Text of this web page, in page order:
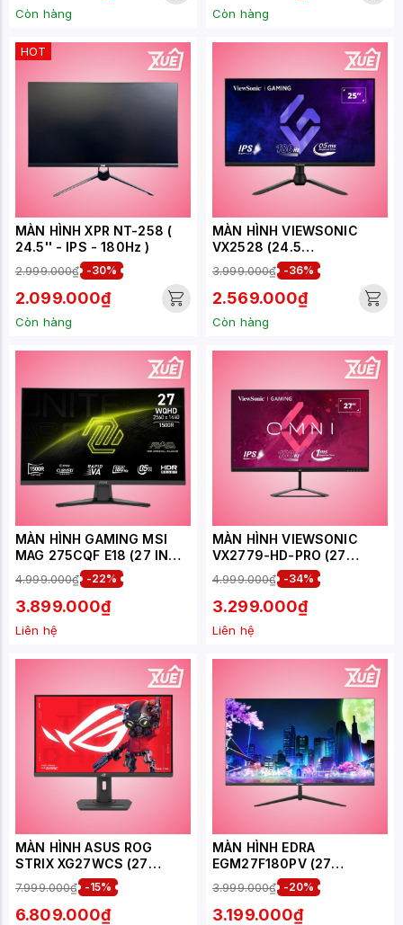
Còn hàng Còn hàng
HOT
MÀN HÌNH XPR NT-258 (
24.5'' - IPS - 180Hz )
2.999.000₫ -30%
2.099.000₫
Còn hàng
MÀN HÌNH VIEWSONIC
VX2528 (24.5
INCH/FHD/IPS/180HZ/0.5M
S/LOA)
3.999.000₫ -36%
2.569.000₫
Còn hàng
MÀN HÌNH GAMING MSI
MAG 275CQF E18 (27 INCH
- VA - 2K - 180HZ - 0.5MS)
4.999.000₫ -22%
3.899.000₫
Liên hệ
MÀN HÌNH VIEWSONIC
VX2779-HD-PRO (27
INCH/FHD/IPS/180HZ/1MS)
4.999.000₫ -34%
3.299.000₫
Liên hệ
MÀN HÌNH ASUS ROG
STRIX XG27WCS (27
INCH/QHD/VA/180HZ/1MS/
USB-C)
7.999.000₫ -15%
6.809.000₫
MÀN HÌNH EDRA
EGM27F180PV (27
INCH/FHD/IPS/180HZ/0.5M
S)
3.999.000₫ -20%
3.199.000₫